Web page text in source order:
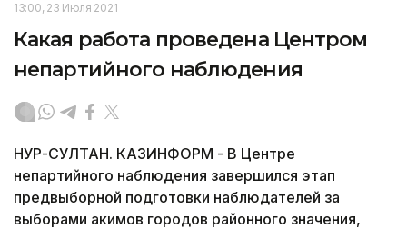
13:00, 23 Июля 2021
Какая работа проведена Центром
непартийного наблюдения
НУР-СУЛТАН. КАЗИНФОРМ - В Центре
непартийного наблюдения завершился этап
предвыборной подготовки наблюдателей за
выборами акимов городов районного значения,